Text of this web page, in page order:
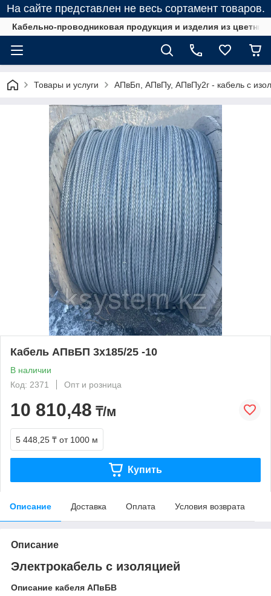
На сайте представлен не весь сортамент товаров.
Кабельно-проводниковая продукция и изделия из
Товары и услуги АПвБп, АПвПу, АПвПу2г - кабель с
Кабель АПвБП 3х185/25 -10
В наличии
Код: 2371
Опт и розница
10 810,48 ₸/м
5 448,25 ₸ от 1000 м
Купить
Описание Доставка Оплата Условия возврата
Описание
Электрокабель с изоляцией
Описание кабеля АПвБВ